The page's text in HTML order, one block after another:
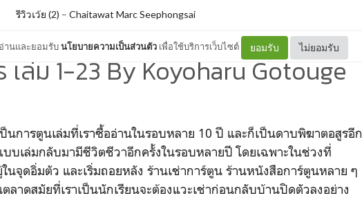
านและยอมรับนโยบายความเป็นส่วนตัว เพื่อใช้บริการเว็บไซต์ ยอมรับ ไม่ยอมรับ
รีวิวเว้ย (2) – Chaitawat Marc Seephongsai
ล่ม 1-23 By Koyoharu Gotouge
นการตูนเล่มที่เราซื้ออ่านในรอบหลาย 10 ปี และก็เป็นดาบพิฆาตอสูรอีก
บเล่มกลับมามีชีวิตชีวาอีกครั้งในรอบหลายปี โดยเฉพาะในช่วงที่
นจุดอิ่มตัว และเริ่มถอยหลัง ร้านเช่าการ์ตูน ร้านหนังสือการ์ตูนหลาย ๆ
ลาดสมัยที่เราเป็นนักเรียนจะต้องแวะเช่าก่อนกลับบ้านปิดตัวลงอย่าง